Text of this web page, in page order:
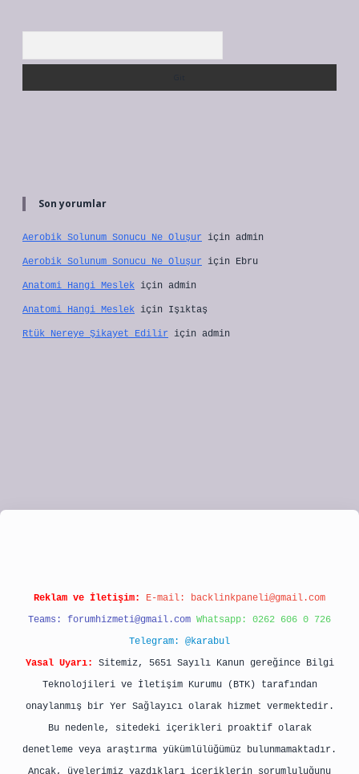
Son yorumlar
Aerobik Solunum Sonucu Ne Oluşur için admin
Aerobik Solunum Sonucu Ne Oluşur için Ebru
Anatomi Hangi Meslek için admin
Anatomi Hangi Meslek için Işıktaş
Rtük Nereye Şikayet Edilir için admin
Reklam ve İletişim: E-mail: backlinkpaneli@gmail.com
Teams: forumhizmeti@gmail.com Whatsapp: 0262 606 0 726
Telegram: @karabul
Yasal Uyarı:
Sitemiz, 5651 Sayılı Kanun gereğince Bilgi
Teknolojileri ve İletişim Kurumu (BTK) tarafından
onaylanmış bir Yer Sağlayıcı olarak hizmet vermektedir.
Bu nedenle, sitedeki içerikleri proaktif olarak
denetleme veya araştırma yükümlülüğümüz bulunmamaktadır.
Ancak, üyelerimiz yazdıkları içeriklerin sorumluluğunu